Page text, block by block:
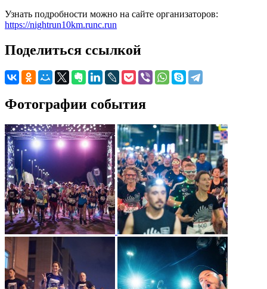
Узнать подробности можно на сайте организаторов:
https://nightrun10km.runc.run
Поделиться ссылкой
Фотографии события